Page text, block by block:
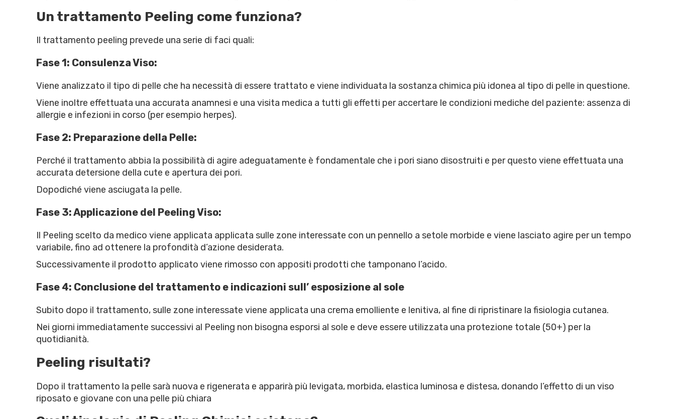
Un trattamento Peeling come funziona?
Il trattamento peeling prevede una serie di faci quali:
Fase 1: Consulenza Viso:
Viene analizzato il tipo di pelle che ha necessità di essere trattato e viene individuata la sostanza chimica più idonea al tipo di pelle in questione.
Viene inoltre effettuata una accurata anamnesi e una visita medica a tutti gli effetti per accertare le condizioni mediche del paziente: assenza di
allergie e infezioni in corso (per esempio herpes).
Fase 2: Preparazione della Pelle:
Perché il trattamento abbia la possibilità di agire adeguatamente è fondamentale che i pori siano disostruiti e per questo viene effettuata una
accurata detersione della cute e apertura dei pori.
Dopodiché viene asciugata la pelle.
Fase 3: Applicazione del Peeling Viso:
Il Peeling scelto da medico viene applicata applicata sulle zone interessate con un pennello a setole morbide e viene lasciato agire per un tempo
variabile, fino ad ottenere la profondità d’azione desiderata.
Successivamente il prodotto applicato viene rimosso con appositi prodotti che tamponano l’acido.
Fase 4: Conclusione del trattamento e indicazioni sull’ esposizione al sole
Subito dopo il trattamento, sulle zone interessate viene applicata una crema emolliente e lenitiva, al fine di ripristinare la fisiologia cutanea.
Nei giorni immediatamente successivi al Peeling non bisogna esporsi al sole e deve essere utilizzata una protezione totale (50+) per la
quotidianità.
Peeling risultati?
Dopo il trattamento la pelle sarà nuova e rigenerata e apparirà più levigata, morbida, elastica luminosa e distesa, donando l’effetto di un viso
riposato e giovane con una pelle più chiara